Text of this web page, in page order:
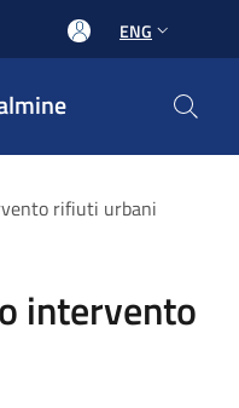
ENG
rifiuti urbani
intervento